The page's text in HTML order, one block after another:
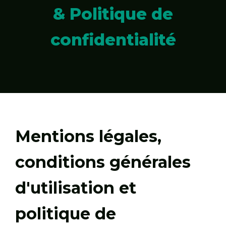
& Politique de
confidentialité
Mentions légales,
conditions générales
d'utilisation et
politique de